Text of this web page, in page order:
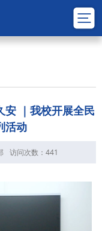
安 ｜我校开展全民
活动
访问次数： 441